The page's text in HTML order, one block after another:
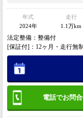
年式
2024年
走行
1.1万km
法定整備：整備付
[保証付]：12ヶ月・走行無
電話でお問